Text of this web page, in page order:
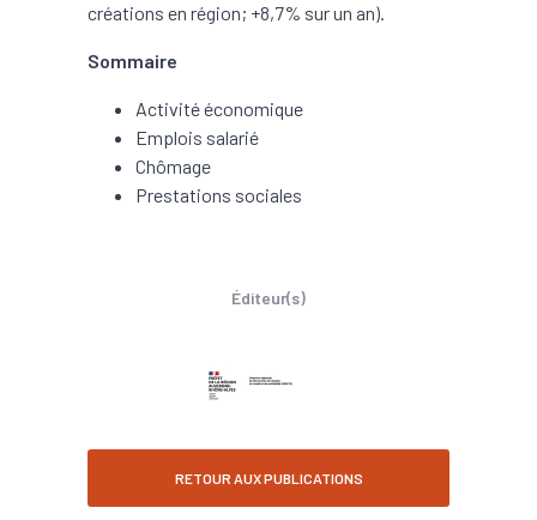
créations en région; +8,7% sur un an).
Sommaire
Activité économique
Emplois salarié
Chômage
Prestations sociales
Éditeur(s)
RETOUR AUX PUBLICATIONS